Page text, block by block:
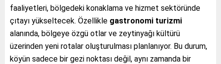
faaliyetleri, bölgedeki konaklama ve hizmet sektöründe
çıtayı yükseltecek. Özellikle gastronomi turizmi
alanında, bölgeye özgü otlar ve zeytinyağı kültürü
üzerinden yeni rotalar oluşturulması planlanıyor. Bu durum,
köyün sadece bir gezi noktası değil, aynı zamanda bir